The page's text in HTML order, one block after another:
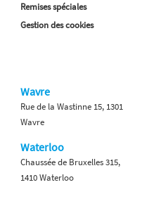
Remises spéciales
Gestion des cookies
Wavre
Rue de la Wastinne 15, 1301
Wavre
Waterloo
Chaussée de Bruxelles 315,
1410 Waterloo